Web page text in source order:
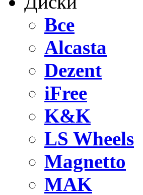
Все
Alcasta
Dezent
iFree
K&K
LS Wheels
Magnetto
MAK